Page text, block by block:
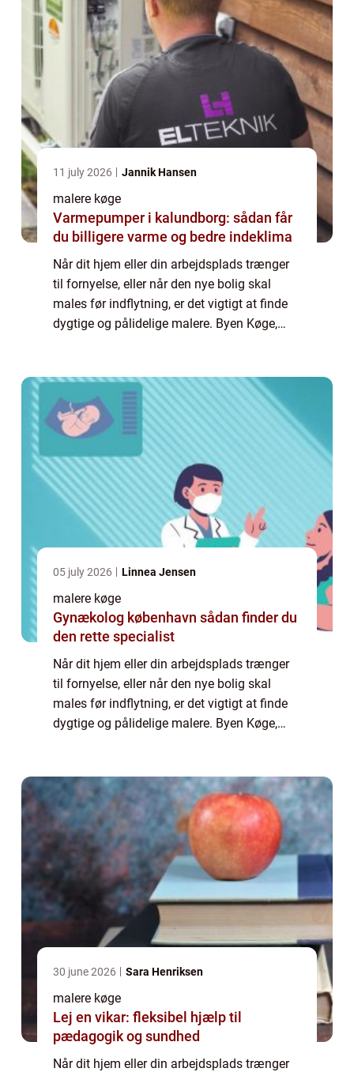
11 july 2026 Jannik Hansen
malere køge
Varmepumper i kalundborg: sådan får
du billigere varme og bedre indeklima
Når dit hjem eller din arbejdsplads trænger
til fornyelse, eller når den nye bolig skal
males før indflytning, er det vigtigt at finde
dygtige og pålidelige malere. Byen Køge,
05 july 2026 Linnea Jensen
malere køge
Gynækolog københavn sådan finder du
den rette specialist
Når dit hjem eller din arbejdsplads trænger
til fornyelse, eller når den nye bolig skal
males før indflytning, er det vigtigt at finde
dygtige og pålidelige malere. Byen Køge,
30 june 2026 Sara Henriksen
malere køge
Lej en vikar: fleksibel hjælp til
pædagogik og sundhed
Når dit hjem eller din arbejdsplads trænger